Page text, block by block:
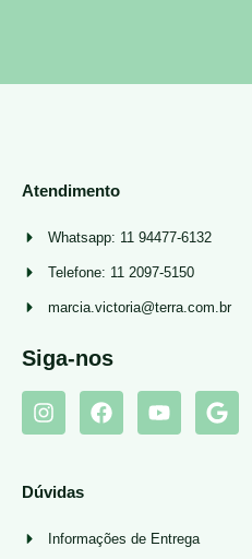
Atendimento
Whatsapp: 11 94477-6132
Telefone: 11 2097-5150
marcia.victoria@terra.com.br
Siga-nos
Dúvidas
Informações de Entrega